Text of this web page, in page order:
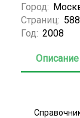
Город:
Страниц: 588
Год: 2008
Описание